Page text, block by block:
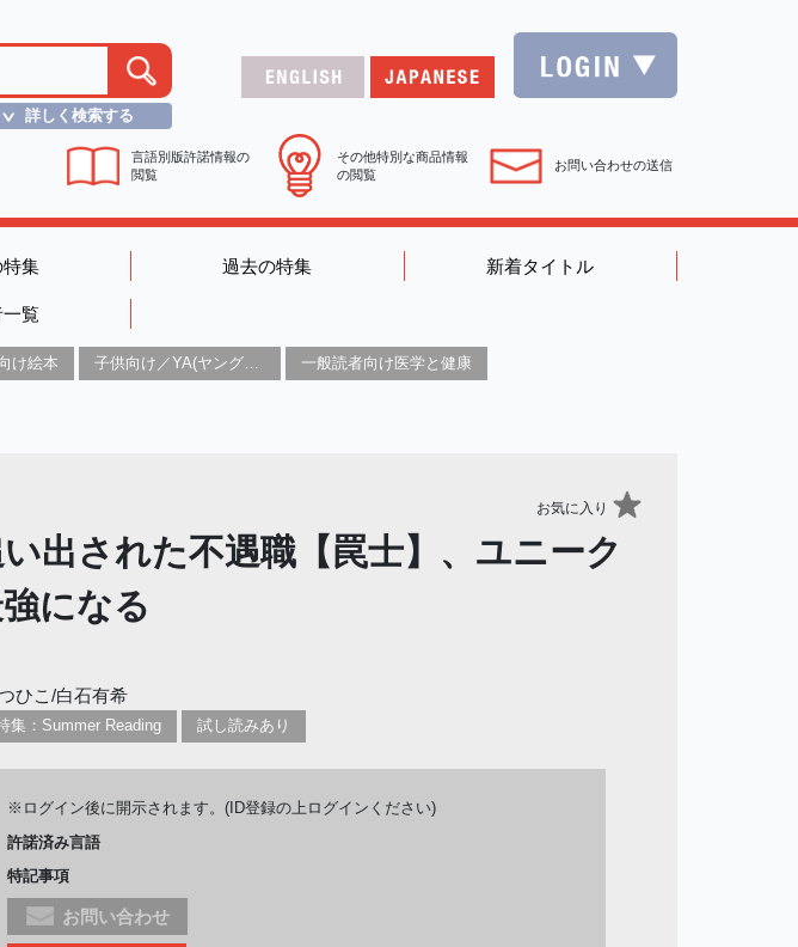
＞
詳しく検索する
言語別版許諾情報の
閲覧
その他特別な商品情報
の閲覧
お問い合わせの送信
集 過去の特集 新着タイトル
覧
け絵本 子供向け／YA(ヤングアダルト)向け一般：芸術&芸術家 一般読者向け医学と健康
お気に入り
出された不遇職【罠士】、ユニーク
になる
ひこ/白石有希
集：Summer Reading 試し読みあり
※ログイン後に開示されます。(ID登録の上ログインください)
許諾済み言語
特記事項
お問い合わせ